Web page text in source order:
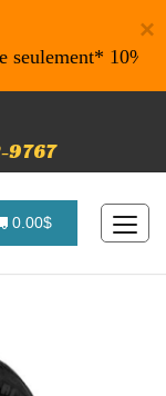
×
10% de
9767
0.00$